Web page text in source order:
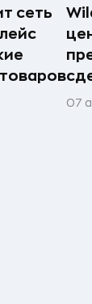
сеть
07